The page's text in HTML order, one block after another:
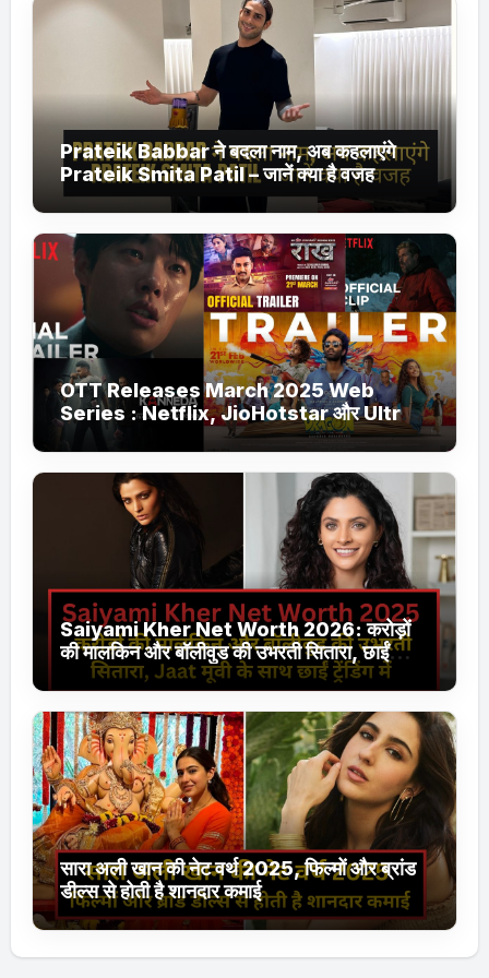
Prateik Babbar ने बदला नाम, अब कहलाएंगे
Prateik Smita Patil – जानें क्या है वजह
OTT Releases March 2025 Web
Series : Netflix, JioHotstar और Ultra
Jhakaas पर नई वेब सीरीज और फिल्में
Saiyami Kher Net Worth 2026: करोड़ों
की मालकिन और बॉलीवुड की उभरती सितारा, छाईं
ट्रेंडिंग में
सारा अली खान की नेट वर्थ 2025, फिल्मों और ब्रांड
डील्स से होती है शानदार कमाई